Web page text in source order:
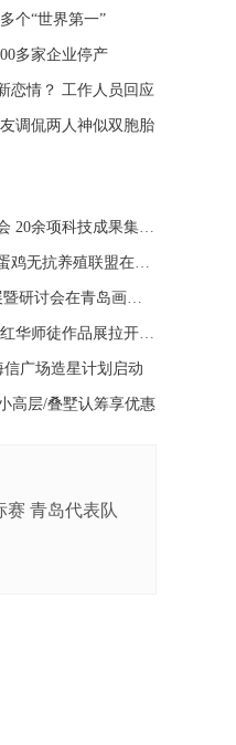
个“世界第一”
多家企业停产
恋情？ 工作人员回应
调侃两人神似双胞胎
中石大举办科技成果发布会 20余项科技成果集中发布
无抗生素养殖！全国首个蛋鸡无抗养殖联盟在青成立
纪念张朋诞辰100周年画展暨研讨会在青岛画院举办
大师紫砂走进青岛工美 张红华师徒作品展拉开帷幕
广场造星计划启动
高层/叠墅认筹享优惠
赛 青岛代表队